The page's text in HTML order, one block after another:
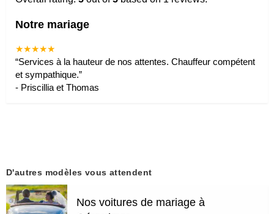
Notre mariage
★★★★★
“Services à la hauteur de nos attentes. Chauffeur compétent
et sympathique.”
- Priscillia et Thomas
D'autres modèles vous attendent
Nos voitures de mariage à